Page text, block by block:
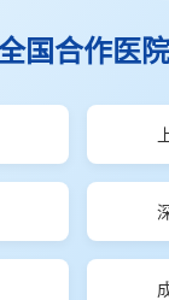
国合作医院